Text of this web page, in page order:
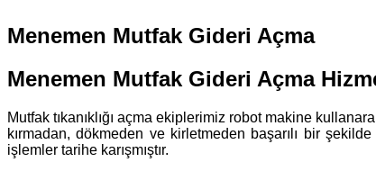
Menemen Mutfak Gideri Açma
Menemen Mutfak Gideri Açma
Mutfak tıkanıklığı açma ekiplerimiz robot makine
kırmadan, dökmeden ve kirletmeden başarılı bir
işlemler tarihe karışmıştır.